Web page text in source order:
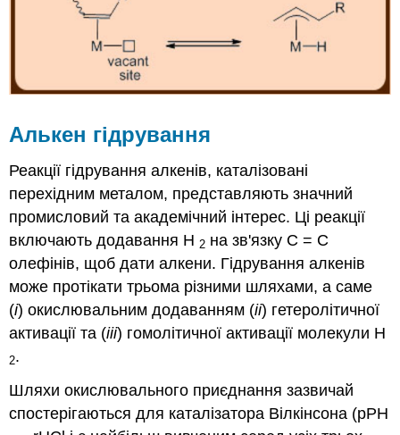
Алькен гідрування
Реакції гідрування алкенів, каталізовані
перехідним металом, представляють значний
промисловий та академічний інтерес. Ці реакції
включають додавання H 2 на зв'язку C = C
олефінів, щоб дати алкени. Гідрування алкенів
може протікати трьома різними шляхами, а саме
(i) окислювальним додаванням (ii) гетеролітичної
активації та (iii) гомолітичної активації молекули H
2.
Шляхи окислювального приєднання зазвичай
спостерігаються для каталізатора Вілкінсона (pPH